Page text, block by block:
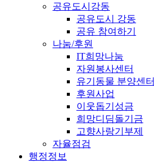
공유도시강동
공유도시 강동
공유 참여하기
나눔/후원
IT희망나눔
자원봉사센터
유기동물 분양센터
후원사업
이웃돕기성금
희망디딤돌기금
고향사랑기부제
자율점검
행정정보